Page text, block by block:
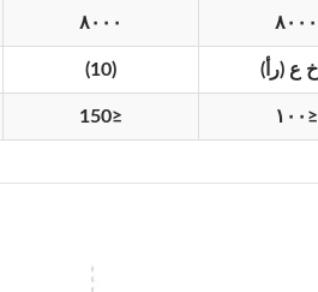
٨٠٠٠ ٨٠٠٠
(10)
≤ ١٠٠ ≤
150